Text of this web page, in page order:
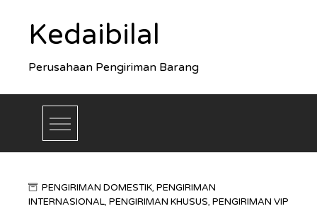
contentKedaibilal
Perusahaan Pengiriman Barang
PENGIRIMAN DOMESTIK, PENGIRIMAN
INTERNASIONAL, PENGIRIMAN KHUSUS, PENGIRIMAN VIP